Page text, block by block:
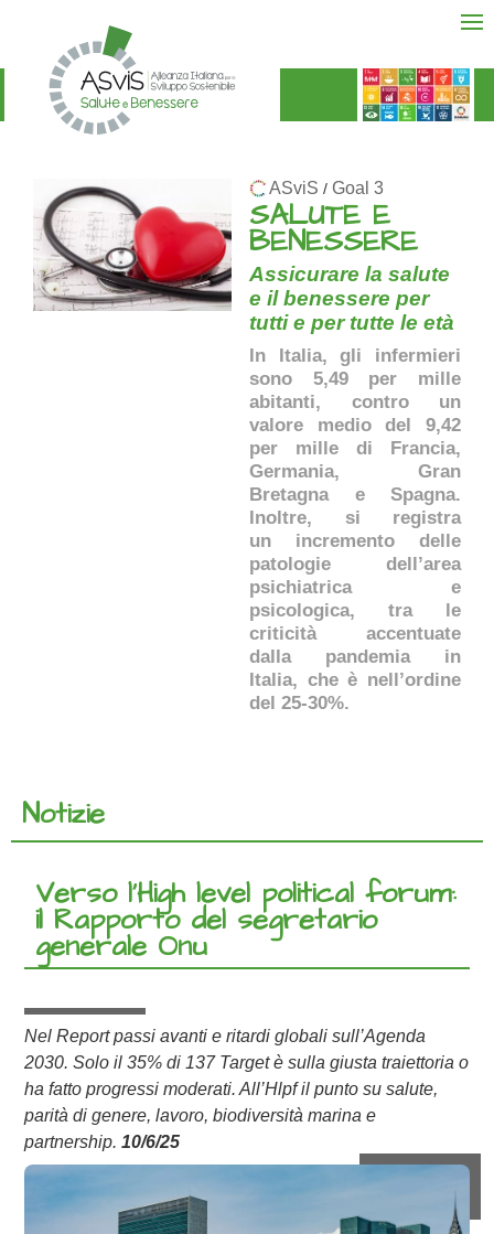
ASviS / Goal 3
SALUTE E
BENESSERE
Assicurare la salute
e il benessere per
tutti e per tutte le età
In Italia, gli infermieri
sono 5,49 per mille
abitanti, contro un
valore medio del 9,42
per mille di Francia,
Germania, Gran
Bretagna e Spagna.
Inoltre, si registra
un incremento delle
patologie dell’area
psichiatrica e
psicologica, tra le
criticità accentuate
dalla pandemia in
Italia, che è nell’ordine
del 25-30%.
Notizie
Verso l'High level political forum:
il Rapporto del segretario
generale Onu
Nel Report passi avanti e ritardi globali sull’Agenda
2030. Solo il 35% di 137 Target è sulla giusta traiettoria o
ha fatto progressi moderati. All’Hlpf il punto su salute,
parità di genere, lavoro, biodiversità marina e
partnership. 10/6/25